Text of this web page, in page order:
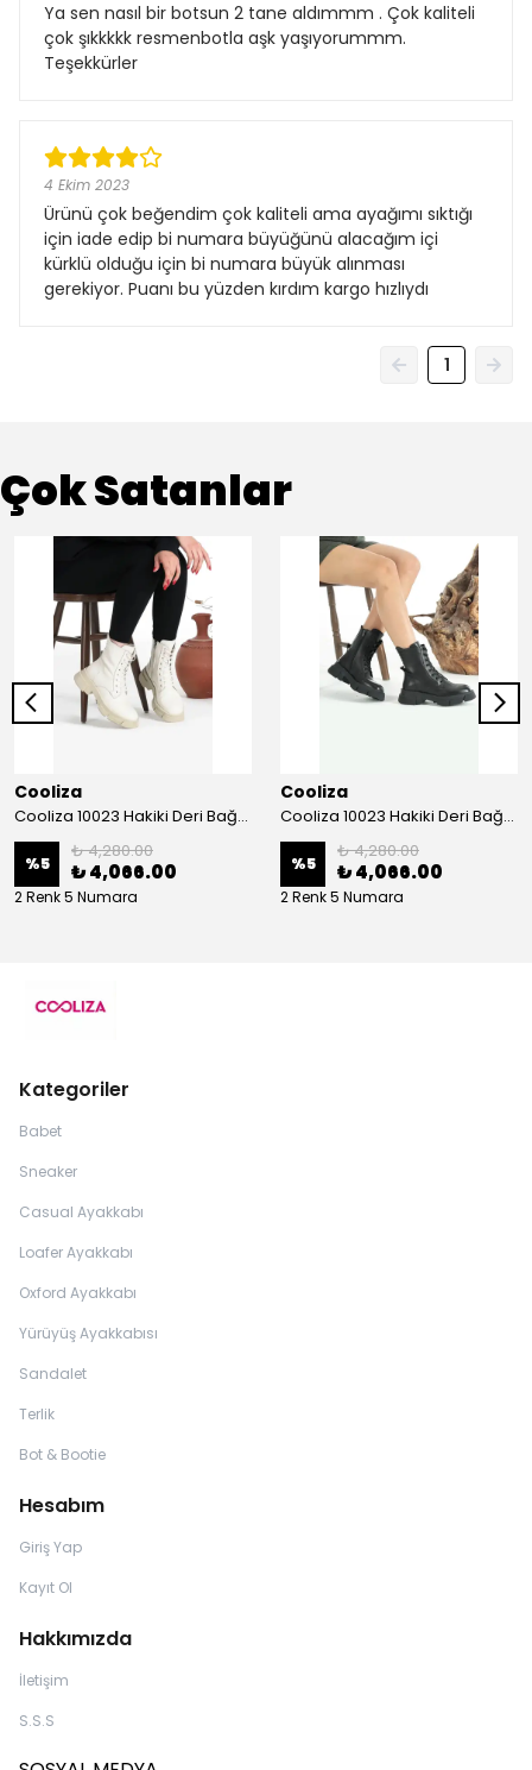
Ya sen nasıl bir botsun 2 tane aldımmm . Çok kaliteli
çok şıkkkkk resmenbotla aşk yaşıyorummm.
Teşekkürler
4 Ekim 2023
Ürünü çok beğendim çok kaliteli ama ayağımı sıktığı
için iade edip bi numara büyüğünü alacağım içi
kürklü olduğu için bi numara büyük alınması
gerekiyor. Puanı bu yüzden kırdım kargo hızlıydı
1
Çok Satanlar
Cooliza
Cooliza 10023 Hakiki Deri Bağcıklı ve Fermuarlı Rahat Kadın Bot Ayakkabı - Ekru
%5
₺ 4,280.00
₺ 4,066.00
2 Renk 5 Numara
Cooliza
Cooliza 10023 Hakiki Deri Bağcıklı ve Fermuarlı Rahat Kadın Bot Ayakkabı - Siyah
%5
₺ 4,280.00
₺ 4,066.00
2 Renk 5 Numara
Kategoriler
Babet
Sneaker
Casual Ayakkabı
Loafer Ayakkabı
Oxford Ayakkabı
Yürüyüş Ayakkabısı
Sandalet
Terlik
Bot & Bootie
Hesabım
Giriş Yap
Kayıt Ol
Hakkımızda
İletişim
S.S.S